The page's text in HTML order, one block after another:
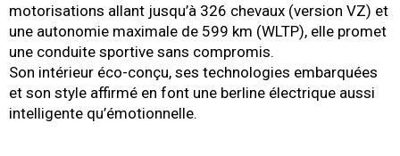
motorisations allant jusqu’à 326 chevaux (version VZ) et
une autonomie maximale de 599 km (WLTP), elle promet
une conduite sportive sans compromis.
Son intérieur éco-conçu, ses technologies embarquées
et son style affirmé en font une berline électrique aussi
intelligente qu’émotionnelle.